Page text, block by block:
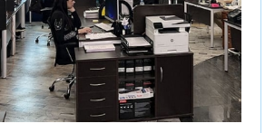
- один из главных трендов в